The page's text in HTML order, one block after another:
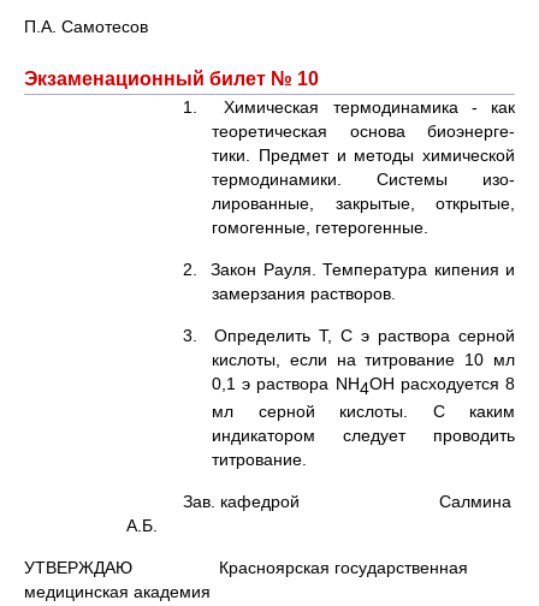
П.А. Самотесов
Экзаменационный билет № 10
1. Химическая термодинамика - как
теоретическая основа биоэнерге-
тики. Предмет и методы химической
термодинамики. Системы изо-
лированные, закрытые, открытые,
гомогенные, гетерогенные.
2. Закон Рауля. Температура кипения и
замерзания растворов.
3. Определить Т, С э раствора серной
кислоты, если на титрование 10 мл
0,1 э раствора NH4OH расходуется 8
мл серной кислоты. С каким
индикатором следует проводить
титрование.
Зав. кафедрой Салмина
А.Б.
УТВЕРЖДАЮ Красноярская государственная
медицинская академия